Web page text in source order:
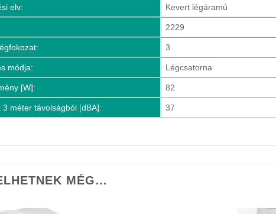
elv: Kevert légáramú
2229
3
módja: Légcsatorna
[W]: 82
3 méter távolságból [dBA]: 37
MÉG…